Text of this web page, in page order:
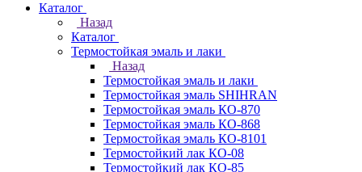
Каталог
Назад
Каталог
Термостойкая эмаль и лаки
Назад
Термостойкая эмаль и лаки
Термостойкая эмаль SHIHRAN
Термостойкая эмаль КО-870
Термостойкая эмаль КО-868
Термостойкая эмаль КО-8101
Термостойкий лак КО-08
Термостойкий лак КО-85